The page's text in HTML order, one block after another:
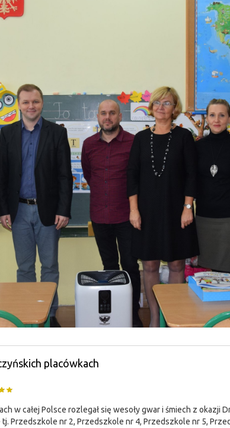
placówkach
w całej Polsce rozlegał się wesoły gwar i śmiech z okazji
Przedszkole nr 2, Przedszkole nr 4, Przedszkole nr 5,